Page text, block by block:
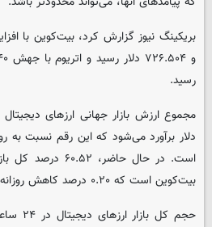
رسید.
است. در حال حاضر،
بیت‌کوین است که ۰.۲۰ درصد کاهش روزانه نشان می‌دهد.